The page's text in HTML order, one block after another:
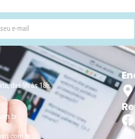
das 9h às 18h.